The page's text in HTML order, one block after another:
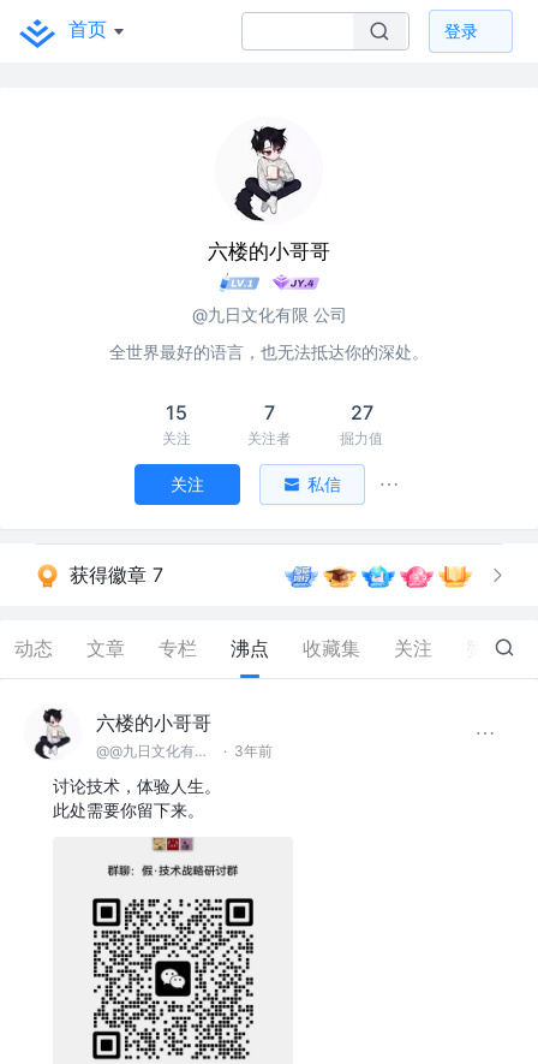
首页 登录
六楼的小哥哥
@九日文化有限 公司
全世界最好的语言，也无法抵达你的深处。
15
关注
7
关注者
27
掘力值
关注 私信
获得徽章 7
动态 文章 专栏 沸点 收藏集 关注 43
六楼的小哥哥
@@九日文化有限 公司 · 3年前
讨论技术，体验人生。
此处需要你留下来。